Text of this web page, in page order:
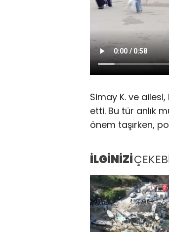
Simay K. ve
etti. Bu tür anlık
önem taşırken,
İLGİNİZİ